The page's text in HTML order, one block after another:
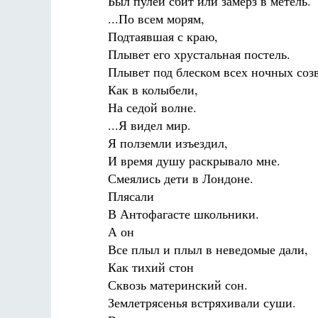
...По всем морям,
Подтаявшая с краю,
Плывет его хрустальная постель.
Плывет под блеском всех ночных
Как в колыбели,
На седой волне.
...Я видел мир.
Я полземли изъездил,
И время душу раскрывало мне.
Смеялись дети в Лондоне.
Плясали
В Антофагасте школьники.
А он
Все плыл и плыл в неведомые дали,
Как тихий стон
Сквозь материнский сон.
Землетрясенья встряхивали суши.